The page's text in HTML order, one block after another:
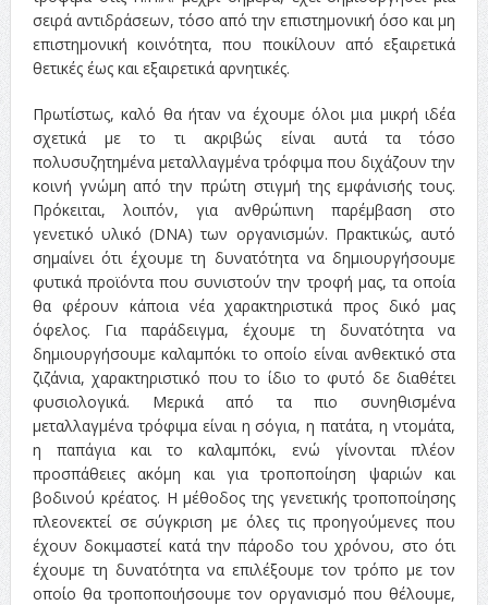
σειρά αντιδράσεων, τόσο από την επιστημονική όσο και μη
επιστημονική κοινότητα, που ποικίλουν από εξαιρετικά
θετικές έως και εξαιρετικά αρνητικές.
Πρωτίστως, καλό θα ήταν να έχουμε όλοι μια μικρή ιδέα
σχετικά με το τι ακριβώς είναι αυτά τα τόσο
πολυσυζητημένα μεταλλαγμένα τρόφιμα που διχάζουν την
κοινή γνώμη από την πρώτη στιγμή της εμφάνισής τους.
Πρόκειται, λοιπόν, για ανθρώπινη παρέμβαση στο
γενετικό υλικό (DNA) των οργανισμών. Πρακτικώς, αυτό
σημαίνει ότι έχουμε τη δυνατότητα να δημιουργήσουμε
φυτικά προϊόντα που συνιστούν την τροφή μας, τα οποία
θα φέρουν κάποια νέα χαρακτηριστικά προς δικό μας
όφελος. Για παράδειγμα, έχουμε τη δυνατότητα να
δημιουργήσουμε καλαμπόκι το οποίο είναι ανθεκτικό στα
ζιζάνια, χαρακτηριστικό που το ίδιο το φυτό δε διαθέτει
φυσιολογικά. Μερικά από τα πιο συνηθισμένα
μεταλλαγμένα τρόφιμα είναι η σόγια, η πατάτα, η ντομάτα,
η παπάγια και το καλαμπόκι, ενώ γίνονται πλέον
προσπάθειες ακόμη και για τροποποίηση ψαριών και
βοδινού κρέατος. Η μέθοδος της γενετικής τροποποίησης
πλεονεκτεί σε σύγκριση με όλες τις προηγούμενες που
έχουν δοκιμαστεί κατά την πάροδο του χρόνου, στο ότι
έχουμε τη δυνατότητα να επιλέξουμε τον τρόπο με τον
οποίο θα τροποποιήσουμε τον οργανισμό που θέλουμε,